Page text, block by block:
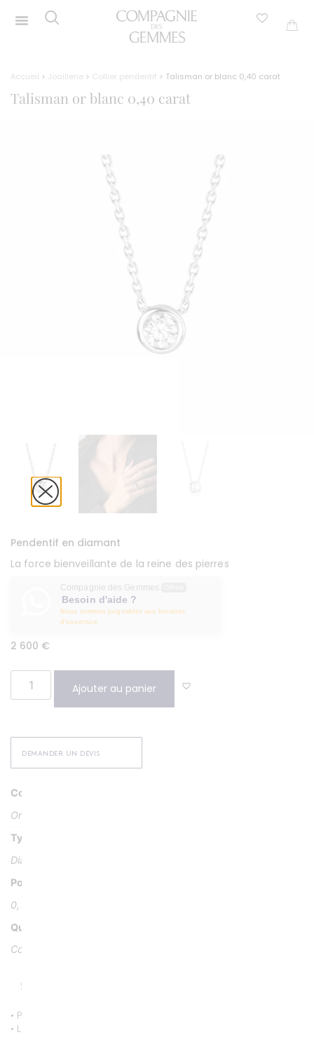
Accueil > Joaillerie > Collier pendentif > Talisman or blanc 0,40 carat
Talisman or blanc 0,40 carat
Pendentif en diamant
La force bienveillante de la reine des pierres
Compagnie des Gemmes
Besoin d'aide ?
Nous sommes joignables aux horaires
d'ouverture
2 600 €
Ajouter au panier
DEMANDER UN DEVIS
Couleur
Or blanc 18 K
Type Pierre
Diamant
Poids Pierre
0, 40 carat
Qualité
Couleur: H, pureté: SI
• Paiement par CB entièrement sécurisé.
• Livraison gratuite.